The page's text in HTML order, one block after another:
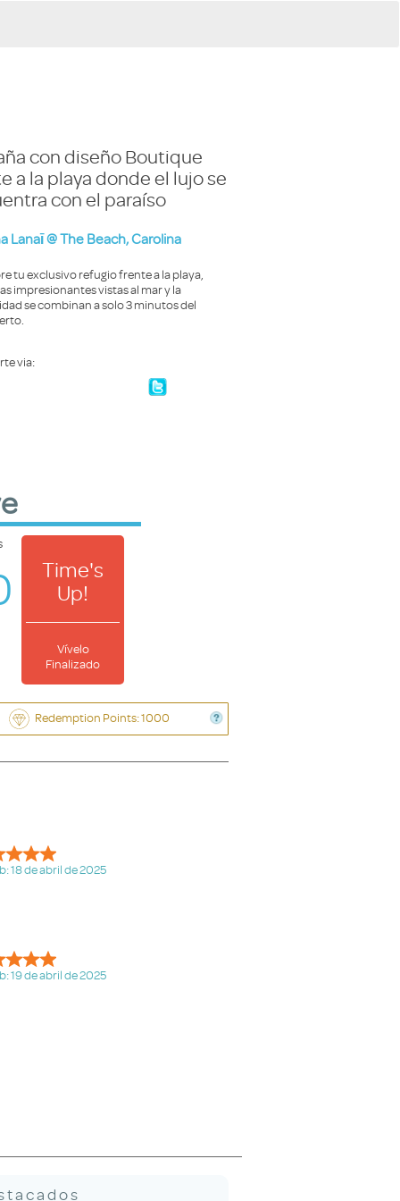
con diseño Boutique
a la playa donde el lujo se
con el paraíso
Lanaī @ The Beach, Carolina
tu exclusivo refugio frente a la playa,
impresionantes vistas al mar y la
se combinan a solo 3 minutos del
via:
Time's
Up!
Vívelo
Finalizado
Redemption Points: 1000
18 de abril de 2025
19 de abril de 2025